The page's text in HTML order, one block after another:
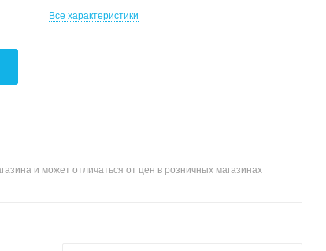
Все характеристики
и может отличаться от цен в розничных магазинах